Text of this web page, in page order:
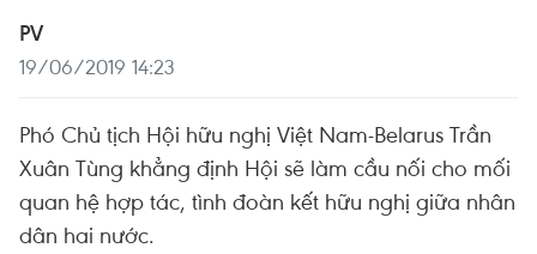
PV
19/06/2019 14:23
Phó Chủ tịch Hội hữu nghị Việt Nam-Belarus Trần
Xuân Tùng khẳng định Hội sẽ làm cầu nối cho mối
quan hệ hợp tác, tình đoàn kết hữu nghị giữa nhân
dân hai nước.